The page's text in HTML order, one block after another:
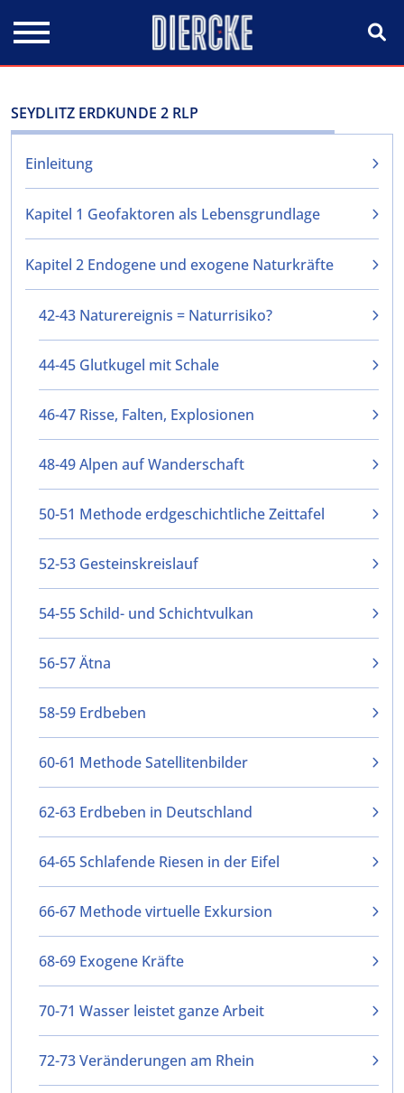
SEYDLITZ ERDKUNDE 2 RLP
Einleitung
Kapitel 1 Geofaktoren als Lebensgrundlage
Kapitel 2 Endogene und exogene Naturkräfte
42-43 Naturereignis = Naturrisiko?
44-45 Glutkugel mit Schale
46-47 Risse, Falten, Explosionen
48-49 Alpen auf Wanderschaft
50-51 Methode erdgeschichtliche Zeittafel
52-53 Gesteinskreislauf
54-55 Schild- und Schichtvulkan
56-57 Ätna
58-59 Erdbeben
60-61 Methode Satellitenbilder
62-63 Erdbeben in Deutschland
64-65 Schlafende Riesen in der Eifel
66-67 Methode virtuelle Exkursion
68-69 Exogene Kräfte
70-71 Wasser leistet ganze Arbeit
72-73 Veränderungen am Rhein